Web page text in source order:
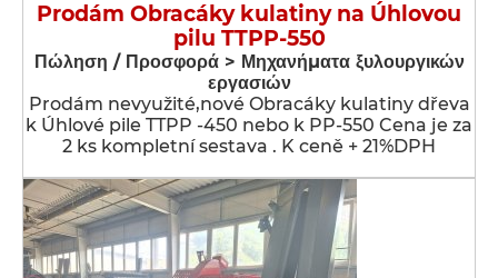
Prodám Obracáky kulatiny na Úhlovou
pilu TTPP-550
Πώληση / Προσφορά > Μηχανήματα ξυλουργικών
εργασιών
Prodám nevyužité,nové Obracáky kulatiny dřeva
k Úhlové pile TTPP -450 nebo k PP-550 Cena je za
2 ks kompletní sestava . K ceně + 21%DPH